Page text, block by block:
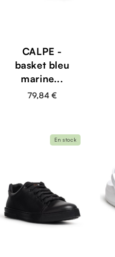
CALPE -
basket bleu
marine...
79,84 €
En stock